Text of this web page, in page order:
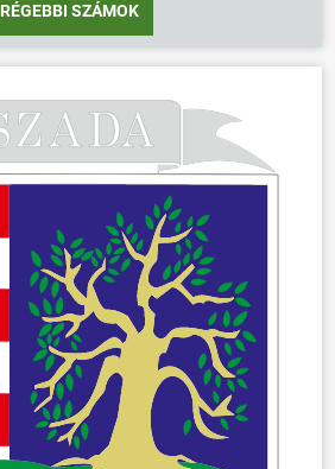
RÉGEBBI SZÁMOK